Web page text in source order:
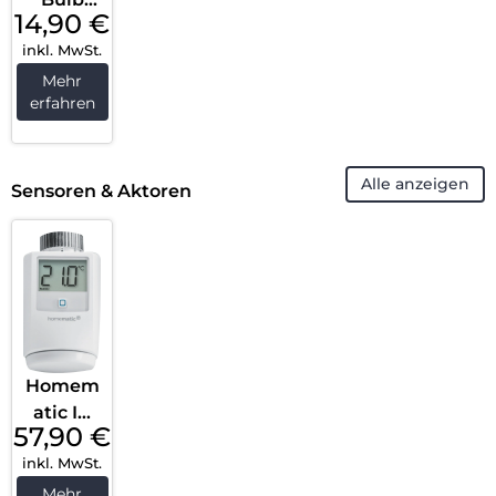
Weiß
14,90 €
inkl. MwSt.
Mehr
erfahren
Sensoren & Aktoren Alle anzeigen
Homem
atic IP
Heizkör
perther
mostat
57,90 €
inkl. MwSt.